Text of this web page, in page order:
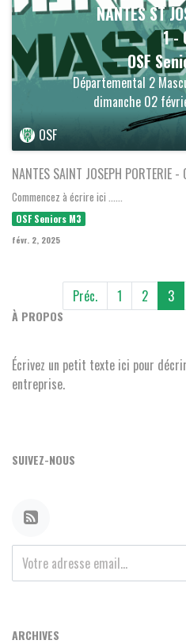
NANTES ST
1-
OSF
Départemental 2
dimanche 02
OSF
NANTES SAINT JOSEPH PORTERIE
Commencez à écrire ici ......
OSF Seniors M3
févr. 2, 2025
Préc. 1 2 3
À PROPOS
Écrivez un petit texte ici pour
entreprise.
SUIVEZ-NOUS
ARCHIVES